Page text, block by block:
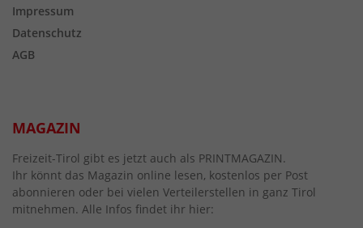
Impressum
Datenschutz
AGB
MAGAZIN
Freizeit-Tirol gibt es jetzt auch als PRINTMAGAZIN.
Ihr könnt das Magazin online lesen, kostenlos per Post
abonnieren oder bei vielen Verteilerstellen in ganz Tirol
mitnehmen. Alle Infos findet ihr hier: